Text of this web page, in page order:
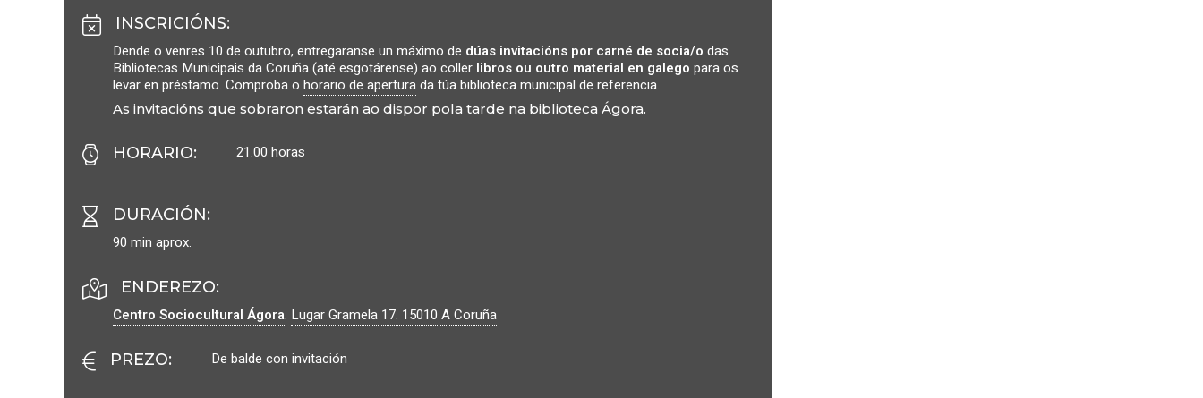
INSCRICIÓNS:
Dende o venres 10 de outubro, entregaranse un máximo de dúas invitacións por carné de socia/o das
Bibliotecas Municipais da Coruña (até esgotárense) ao coller libros ou outro material en galego para os
levar en préstamo. Comproba o horario de aperturada túa biblioteca municipal de referencia.
As invitacións que sobraron estarán ao dispor pola tarde na biblioteca Ágora.
HORARIO: 21.00 horas
DURACIÓN:
90 min aprox.
ENDEREZO:
Centro Sociocultural Ágora. Lugar Gramela 17. 15010 A Coruña
PREZO: De balde con invitación